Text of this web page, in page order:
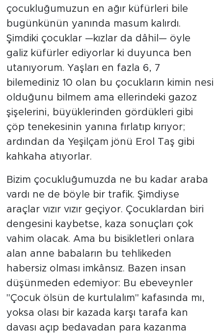
çocukluğumuzun en ağır küfürleri bile
bugünkünün yanında masum kalırdı.
Şimdiki çocuklar —kızlar da dâhil— öyle
galiz küfürler ediyorlar ki duyunca ben
utanıyorum. Yaşları en fazla 6, 7
bilemediniz 10 olan bu çocukların kimin nesi
olduğunu bilmem ama ellerindeki gazoz
şişelerini, büyüklerinden gördükleri gibi
çöp tenekesinin yanına fırlatıp kırıyor;
ardından da Yeşilçam jönü Erol Taş gibi
kahkaha atıyorlar.
Bizim çocukluğumuzda ne bu kadar araba
vardı ne de böyle bir trafik. Şimdiyse
araçlar vızır vızır geçiyor. Çocuklardan biri
dengesini kaybetse, kaza sonuçları çok
vahim olacak. Ama bu bisikletleri onlara
alan anne babaların bu tehlikeden
habersiz olması imkânsız. Bazen insan
düşünmeden edemiyor: Bu ebeveynler
"Çocuk ölsün de kurtulalım" kafasında mı,
yoksa olası bir kazada karşı tarafa kan
davası açıp bedavadan para kazanma